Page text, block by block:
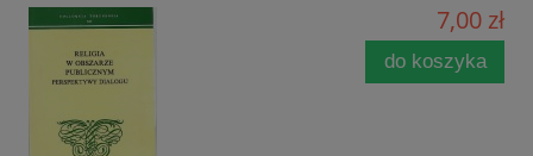
7,00 zł
do koszyka